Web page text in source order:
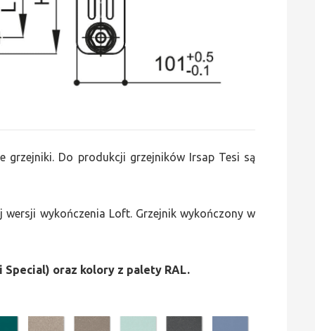
grzejniki. Do produkcji grzejników Irsap Tesi są
wykończenia Loft. Grzejnik wykończony w
oraz kolory z palety RAL.